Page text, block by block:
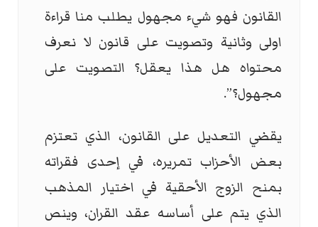
القانون فهو شيء مجهول يطلب منا قراءة
اولى وثانية وتصويت على قانون لا نعرف
محتواه هل هذا يعقل؟ التصويت على
مجهول؟”.
يقضي التعديل على القانون، الذي تعتزم
بعض الأحزاب تمريره، في إحدى فقراته
بمنح الزوج الأحقية في اختيار المذهب
الذي يتم على أساسه عقد القران، وينص